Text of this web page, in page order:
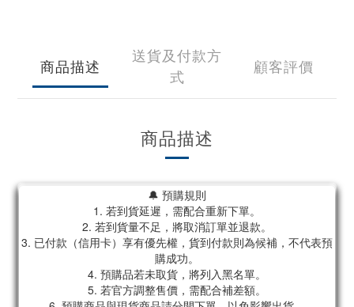
商品描述
送貨及付款方
式
顧客評價
商品描述
🔔 預購規則
1. 若到貨延遲，需配合重新下單。
2. 若到貨量不足，將取消訂單並退款。
3. 已付款（信用卡）享有優先權，貨到付款則為候補，不代表預
購成功。
4. 預購品若未取貨，將列入黑名單。
5. 若官方調整售價，需配合補差額。